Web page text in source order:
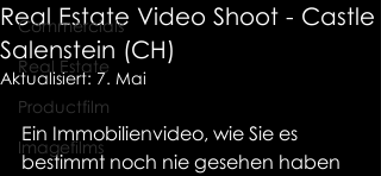
Commercials
Real Estate
Productfilm
Imagefilms
Real Estate Video Shoot - Castle
Salenstein (CH)
Aktualisiert:7. Mai
Ein Immobilienvideo, wie Sie es
bestimmt noch nie gesehen haben